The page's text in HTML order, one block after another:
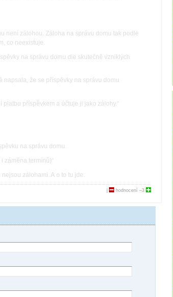
není zálohou. Záloha na správu domu tak podle
co neexistuje.
na správu domu dle skutečně vzniklých
že se příspěvky na správu domu
příspěvkem a účtuje ji jako zálohy.“
na správu domu.
záměna termínů)“
zálohami. A o to tu jde.
hodnocení –3